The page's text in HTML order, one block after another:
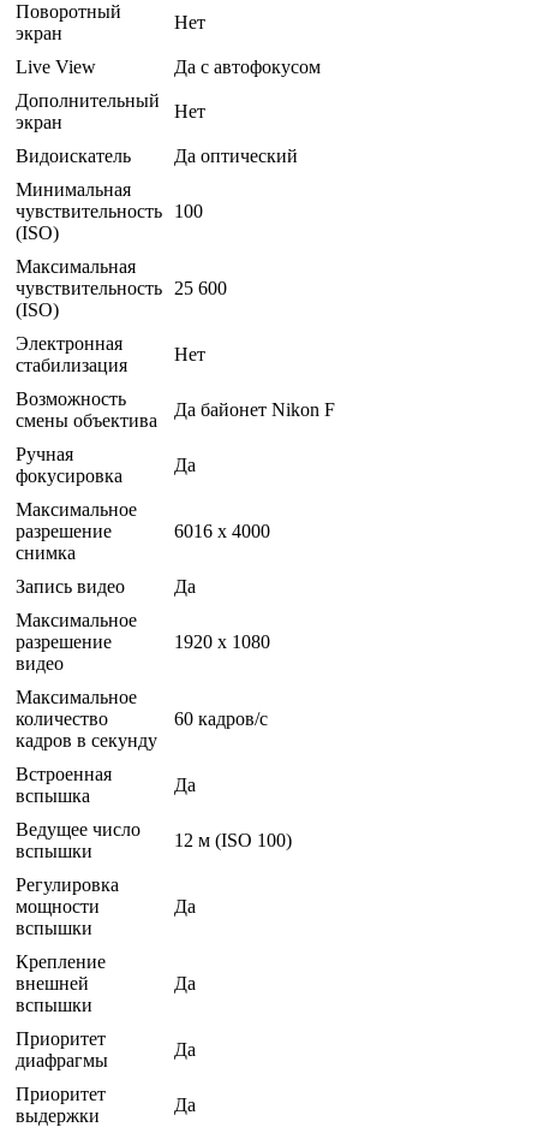
Поворотный
экран
Нет
Live View
Да с автофокусом
Дополнительный
экран
Нет
Видоискатель
Да оптический
Минимальная
чувствительность
(ISO)
100
Максимальная
чувствительность
(ISO)
25 600
Электронная
стабилизация
Нет
Возможность
смены объектива
Да байонет Nikon F
Ручная
фокусировка
Да
Максимальное
разрешение
снимка
6016 x 4000
Запись видео
Да
Максимальное
разрешение
видео
1920 x 1080
Максимальное
количество
кадров в секунду
60 кадров/с
Встроенная
вспышка
Да
Ведущее число
вспышки
12 м (ISO 100)
Регулировка
мощности
вспышки
Да
Крепление
внешней
вспышки
Да
Приоритет
диафрагмы
Да
Приоритет
выдержки
Да